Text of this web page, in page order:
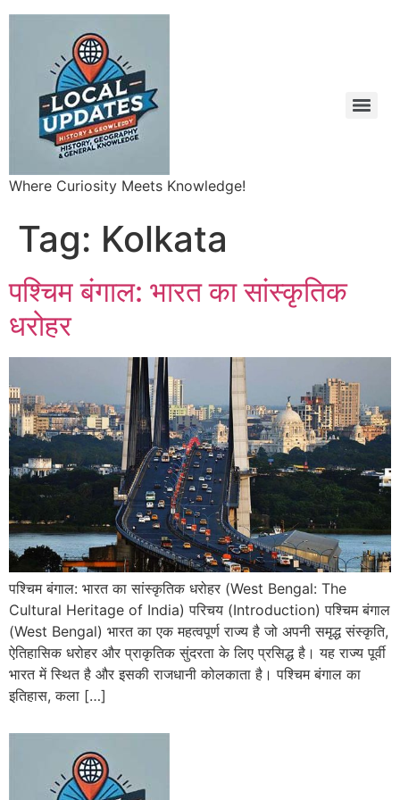
Where Curiosity Meets Knowledge!
Tag: Kolkata
पश्चिम बंगाल: भारत का सांस्कृतिक
धरोहर
पश्चिम बंगाल: भारत का सांस्कृतिक धरोहर (West Bengal: The
Cultural Heritage of India) परिचय (Introduction) पश्चिम बंगाल
(West Bengal) भारत का एक महत्वपूर्ण राज्य है जो अपनी समृद्ध संस्कृति,
ऐतिहासिक धरोहर और प्राकृतिक सुंदरता के लिए प्रसिद्ध है। यह राज्य पूर्वी
भारत में स्थित है और इसकी राजधानी कोलकाता है। पश्चिम बंगाल का
इतिहास, कला […]